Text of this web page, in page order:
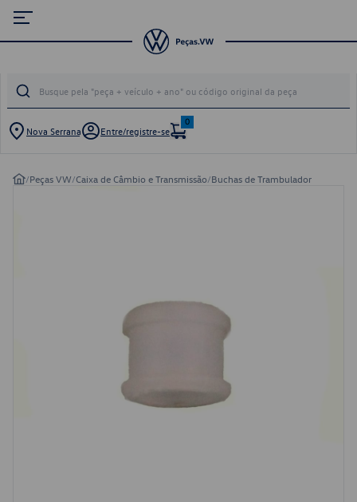
Nova Serrana Entre/registre-se
0
/Peças VW/Caixa de Câmbio e Transmissão/Buchas de Trambulador